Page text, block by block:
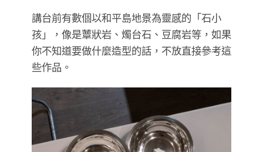
講台前有數個以和平島地景為靈感的「石小
孩」，像是蕈狀岩、燭台石、豆腐岩等，如果
你不知道要做什麼造型的話，不放直接參考這
些作品。